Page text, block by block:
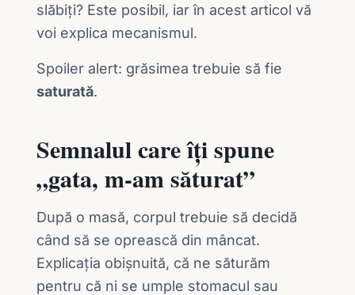
slăbiți? Este posibil, iar în acest articol vă
voi explica mecanismul.
Spoiler alert: grăsimea trebuie să fie
saturată.
Semnalul care îți spune
„gata, m-am săturat”
După o masă, corpul trebuie să decidă
când să se oprească din mâncat.
Explicația obișnuită, că ne săturăm
pentru că ni se umple stomacul sau